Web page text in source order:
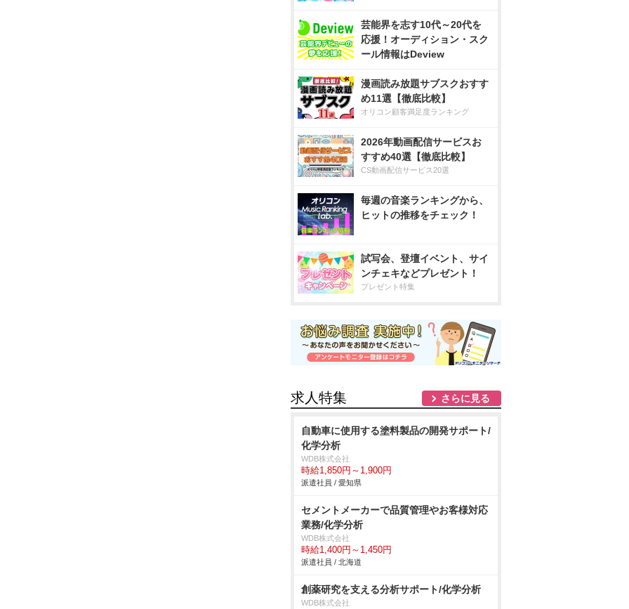
芸能界を志す10代～20代を
応援！オーディション・スク
ール情報はDeview
漫画読み放題サブスクおすす
め11選【徹底比較】
オリコン顧客満足度ランキング
2026年動画配信サービスお
すすめ40選【徹底比較】
CS動画配信サービス20選
毎週の音楽ランキングから、
ヒットの推移をチェック！
試写会、登壇イベント、サイ
ンチェキなどプレゼント！
プレゼント特集
求人特集 さらに見る
自動車に使用する塗料製品の開発サポート/
化学分析
WDB株式会社
時給1,850円～1,900円
派遣社員 / 愛知県
セメントメーカーで品質管理やお客様対応
業務/化学分析
WDB株式会社
時給1,400円～1,450円
派遣社員 / 北海道
創薬研究を支える分析サポート/化学分析
WDB株式会社